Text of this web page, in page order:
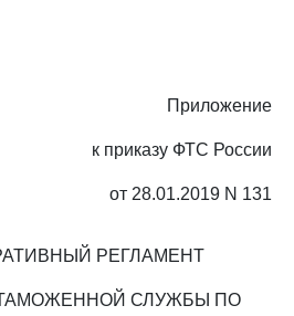
Приложение
к приказу ФТС России
от 28.01.2019 N 131
РЕГЛАМЕНТ
СЛУЖБЫ ПО